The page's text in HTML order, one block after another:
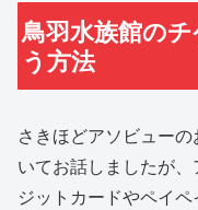
鳥羽水族館の
う方法
さきほどアソビュー
いてお話しましたが
ジットカードやペイ